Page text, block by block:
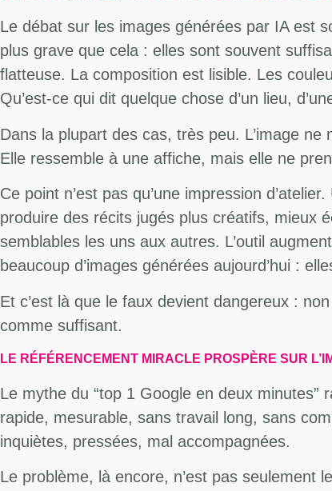
Le débat sur les images générées par IA est
plus grave que cela : elles sont souvent
flatteuse. La composition est lisible. Les
Qu’est-ce qui dit quelque chose d’un lieu,
Dans la plupart des cas, très peu. L’image
Elle ressemble à une affiche, mais elle ne
Ce point n’est pas qu’une impression
produire des récits jugés plus créatifs, mieux
semblables les uns aux autres. L’outil
beaucoup d’images générées aujourd’hui :
Et c’est là que le faux devient dangereux :
comme suffisant.
LE RÉFÉRENCEMENT MIRACLE PROSPÈRE SUR
Le mythe du “top 1 Google en deux
rapide, mesurable, sans travail long, sans
inquiètes, pressées, mal accompagnées.
Le problème, là encore, n’est pas seulement